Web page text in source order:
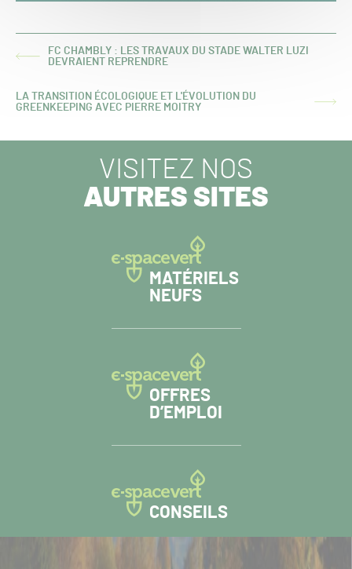
ARTICLE
FC CHAMBLY : LES TRAVAUX DU STADE WALTER LUZI
DEVRAIENT REPRENDRE
ARTICLE
LA TRANSITION ÉCOLOGIQUE ET L'ÉVOLUTION DU
GREENKEEPING AVEC PIERRE MOITRY
VISITEZ NOS
AUTRES SITES
MATÉRIELS
NEUFS
OFFRES
D’EMPLOI
CONSEILS